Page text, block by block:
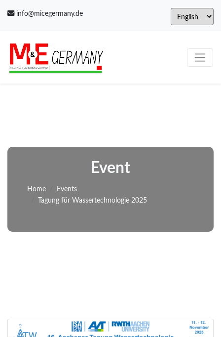
info@micegermany.de
Event
Home
Events
Tagung für Wassertechnologie 2025